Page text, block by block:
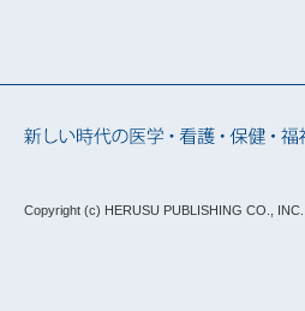
Copyright (c) HERUSU PUBLISHING CO., INC.